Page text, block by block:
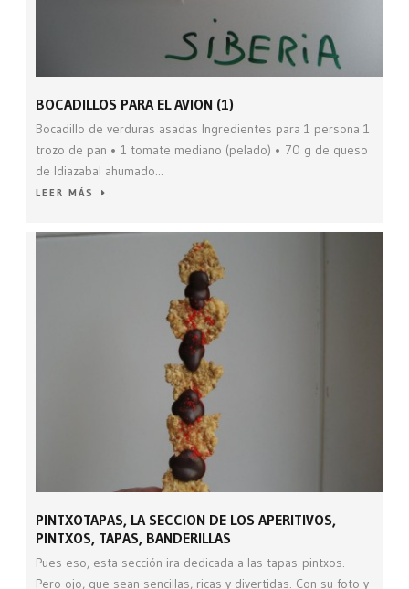
BOCADILLOS PARA EL AVION (1)
Bocadillo de verduras asadas Ingredientes para 1 persona 1
trozo de pan • 1 tomate mediano (pelado) • 70 g de queso
de Idiazabal ahumado...
LEER MÁS
PINTXOTAPAS, LA SECCION DE LOS APERITIVOS,
PINTXOS, TAPAS, BANDERILLAS
Pues eso, esta sección ira dedicada a las tapas-pintxos.
Pero ojo, que sean sencillas, ricas y divertidas. Con su foto y